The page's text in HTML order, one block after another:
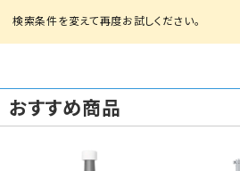
おすすめ商品